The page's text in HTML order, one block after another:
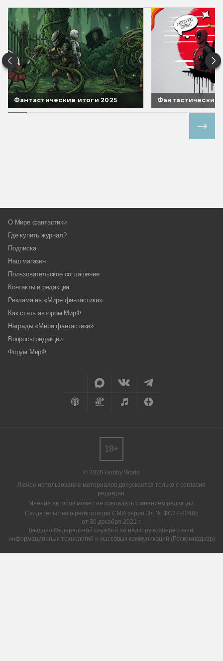
Фантастические итоги 2025 Фантастические
О Мире фантастики
Где купить журнал?
Подписка
Наш магазин
Пользовательское соглашение
Контакты и редакция
Реклама на «Мире фантастики»
Как стать автором МирФ
Награды «Мира фантастики»
Вопросы редакции
Форум МирФ
© 2026 Hobby World
Любое использование материалов допускается только с согласия
редакции.
Мнение авторов может не совпадать с мнением редакции.
Свидетельство о регистрации СМИ серия Эл № ФС77-82485
от 30 декабря 2021 г.
(выдано Федеральной службой по надзору в сфере связи,
информационных технологий и массовых коммуникаций (Роскомнадзор)
18+